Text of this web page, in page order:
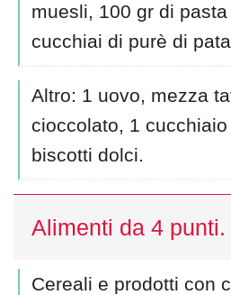
muesli, 100 gr di
cucchiai di purè di
Altro: 1 uovo, mezza
cioccolato, 1
biscotti dolci.
Alimenti da 4 punti.
Cereali e prodotti con